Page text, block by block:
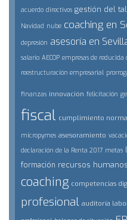
acuerdo directivos gestión del
Navidad nube coaching en
depresión asesoría en
salario AECOP empresas de reducida
reestructuración empresarial
finanzas innovación felicitación
fiscal cumplimiento
micropymes asesoramiento
declaración de la Renta 2017 metas
formación recursos
coaching competencias
profesional auditoría